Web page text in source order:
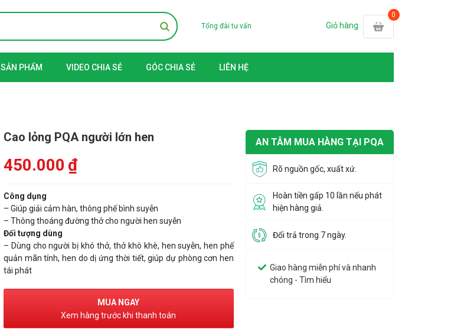
Tổng đài tư vấn Giỏ hàng
SẢN PHẨM VIDEO CHIA SẺ GÓC CHIA SẺ LIÊN HỆ
Cao lỏng PQA người lớn hen
450.000 ₫
Công dụng
– Giúp giải cảm hàn, thông phế bình suyễn
– Thông thoáng đường thở cho người hen suyễn
Đối tượng dùng
– Dùng cho người bị khó thở, thở khò khè, hen suyễn, hen phế
quản mãn tính, hen do dị ứng thời tiết, giúp dự phòng cơn hen
tái phát
MUA NGAY
Xem hàng trước khi thanh toán
AN TÂM MUA HÀNG TẠI PQA
Rõ nguồn gốc, xuất xứ.
Hoàn tiền gấp 10 lần nếu phát
hiện hàng giả.
Đổi trả trong 7 ngày.
Giao hàng miễn phí và nhanh
chóng - Tìm hiểu